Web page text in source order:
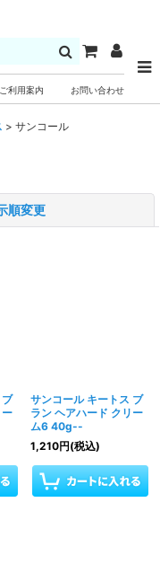
ご利用案内 お問い合わせ
> サンコール
順変更
サンコール キートス ブ
ラン ヘアハード クリー
ム6 40g--
1,210円(税込)